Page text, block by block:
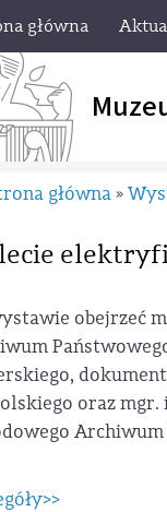
główna
główna »
obejrzeć
oraz
Archiwum